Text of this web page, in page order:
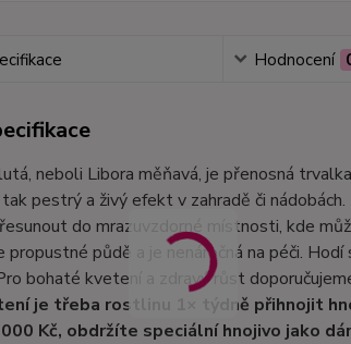
Hodnocení
neboli Libora měňavá, je přenosná
pestrý a živý efekt v zahradě či
do mrazuvzdorné místnosti, kde
půdě a je nenáročná na péči.
bohaté kvetení a zdravý růst
je třeba rostlinu 1× týdně přihnojit
Kč, obdržíte speciální hnojivo jako